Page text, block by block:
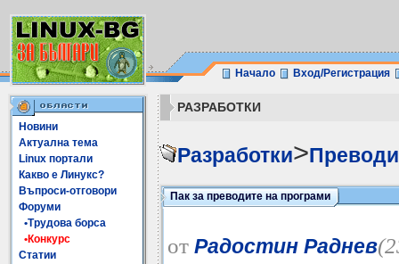
Начало Вход/Регистрация
Новини
Актуална тема
Linux портали
Какво е Линукс?
Въпроси-отговори
Форуми
•Трудова борса
•Конкурс
Статии
РАЗРАБОТКИ
Разработки>
Пак за преводите на програми
от Радостин Раднев